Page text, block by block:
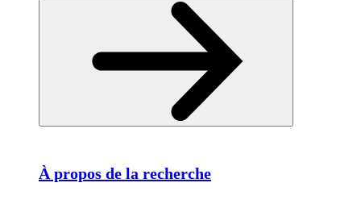
À propos de la recherche